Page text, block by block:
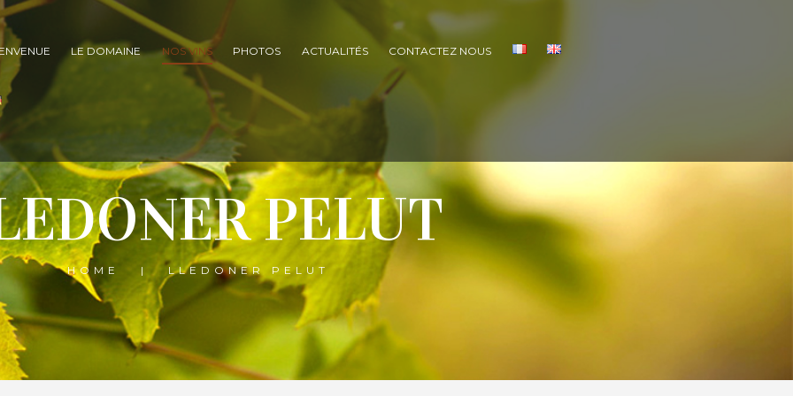
LE DOMAINE NOS VINS PHOTOS ACTUALITÉS CONTACTEZ NOUS
PELUT
HOME LLEDONER PELUT